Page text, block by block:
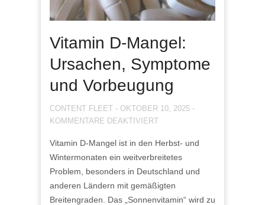
Vitamin D-Mangel:
Ursachen, Symptome
und Vorbeugung
CONTENT FLEET - OKTOBER 10, 2025 -
KOMMENTARE DEAKTIVIERTFÜR
D-
MANGEL:
URSACHEN,
SYMPTOME
Vitamin D-Mangel ist in den Herbst- und
Wintermonaten ein weitverbreitetes
Problem, besonders in Deutschland und
anderen Ländern mit gemäßigten
Breitengraden. Das „Sonnenvitamin“ wird zu